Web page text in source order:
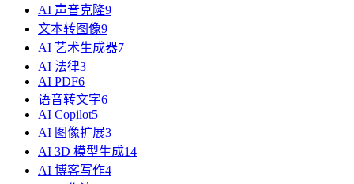
AI 声音克隆9
文本转图像9
AI 艺术生成器7
AI 法律3
AI PDF6
语音转文字6
AI Copilot5
AI 图像扩展3
AI 3D 模型生成14
AI 博客写作4